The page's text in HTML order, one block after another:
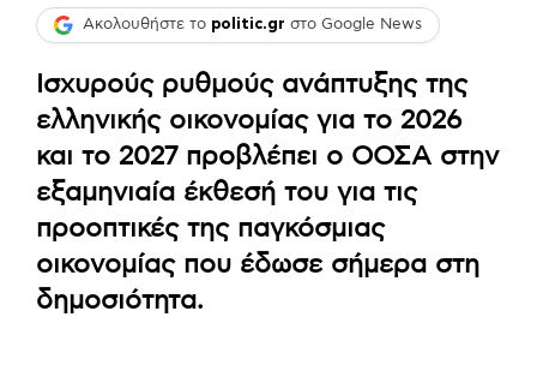
Ακολουθήστε το politic.gr στο Google News
Ισχυρούς ρυθμούς ανάπτυξης της
ελληνικής οικονομίας για το 2026
και το 2027 προβλέπει ο ΟΟΣΑ στην
εξαμηνιαία έκθεσή του για τις
προοπτικές της παγκόσμιας
οικονομίας που έδωσε σήμερα στη
δημοσιότητα.